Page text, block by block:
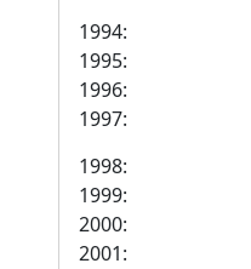
1994:
1995:
1996:
1997:
1998:
1999:
2000:
2001: